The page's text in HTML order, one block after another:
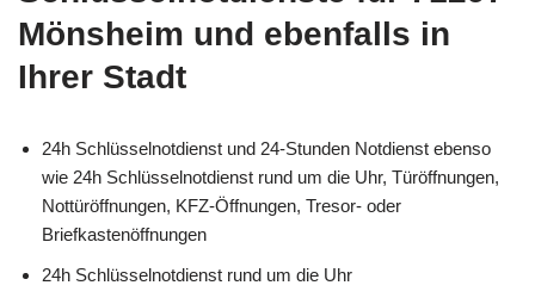
Mönsheim und ebenfalls in
Ihrer Stadt
24h Schlüsselnotdienst und 24-Stunden Notdienst ebenso
wie 24h Schlüsselnotdienst rund um die Uhr, Türöffnungen,
Nottüröffnungen, KFZ-Öffnungen, Tresor- oder
Briefkastenöffnungen
24h Schlüsselnotdienst rund um die Uhr